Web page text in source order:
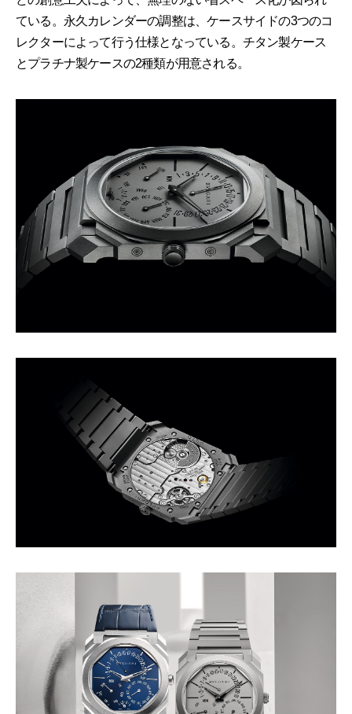
ている。永久カレンダーの調整は、ケースサイドの3つのコ
レクターによって行う仕様となっている。チタン製ケース
とプラチナ製ケースの2種類が用意される。